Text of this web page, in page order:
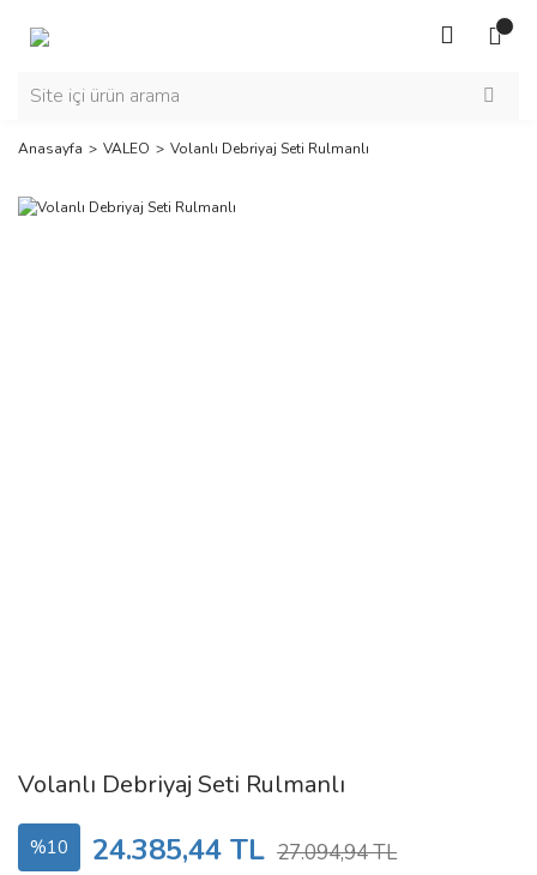
Anasayfa VALEO Volanlı Debriyaj Seti Rulmanlı
Volanlı Debriyaj Seti Rulmanlı
%10 24.385,44 TL 27.094,94 TL